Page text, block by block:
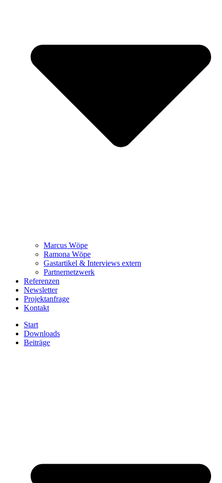
Marcus Wöpe
Ramona Wöpe
Gastartikel & Interviews extern
Partnernetzwerk
Referenzen
Newsletter
Projektanfrage
Kontakt
Start
Downloads
Beiträge